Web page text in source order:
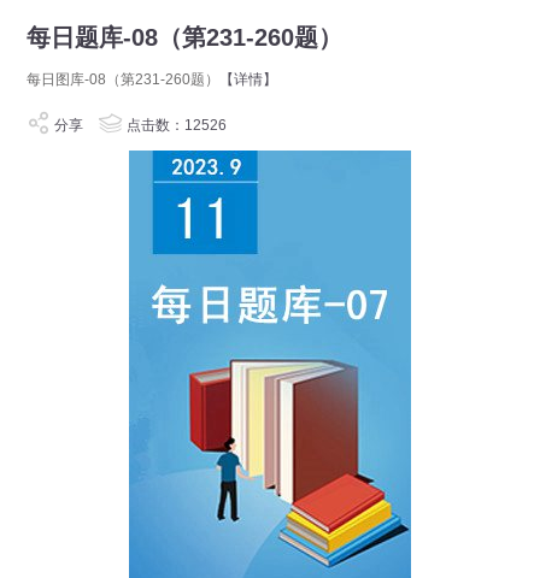
每日题库-08（第231-260题）
每日图库-08（第231-260题） 【详情】
分享 点击数：12526